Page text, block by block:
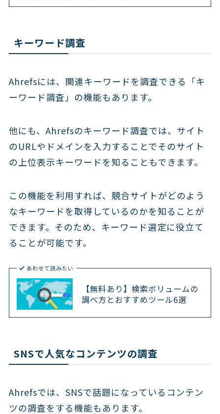
キーワード調査
Ahrefsには、関連キーワードを調査できる「キ
ーワード調査」の機能もあります。
他にも、Ahrefsのキーワード調査では、サイト
のURLやドメインを入力することでそのサイト
の上位表示キーワードを知ることもできます。
この機能を利用すれば、競合サイトがどのよう
なキーワードを取得しているのかを知ることが
できます。そのため、キーワード選定に役立て
ることが可能です。
あわせて読みたい
【無料あり】検索ボリュームの
調べ方とおすすめツール6選
SNSで人気なコンテンツの調査
Ahrefsでは、SNSで話題になっているコンテン
ツの調査をする機能もあります。